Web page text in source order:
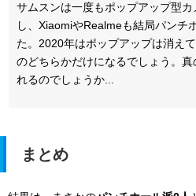
サムスンは一度もポップアップ型
し、XiaomiやRealmeも結局パンチ
た。2020年はポップアップは消え
のどちらかだけになるでしょう。
れるのでしょうか...
まとめ